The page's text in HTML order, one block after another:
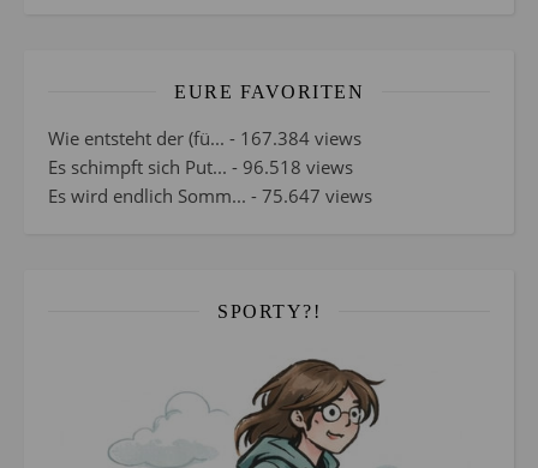
EURE FAVORITEN
Wie entsteht der (fü... - 167.384 views
Es schimpft sich Put... - 96.518 views
Es wird endlich Somm... - 75.647 views
SPORTY?!